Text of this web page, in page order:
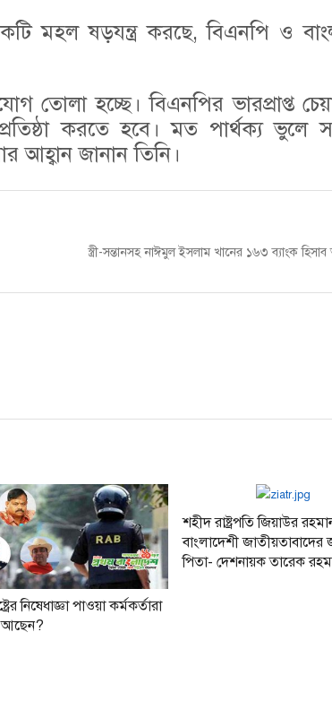
মহল ষড়যন্ত্র করছে, বিএনপি ও
হচ্ছে। বিএনপির ভারপ্রাপ্ত
করতে হবে। মত পার্থক্য ভুলে
আহ্বান জানান তিনি।
Next
স্ত্রী-সন্তানসহ নাঈমুল ইসলাম খানের ১৬৩ ব্যাংক
নিষেধাজ্ঞা পাওয়া কর্মকর্তারা
শহীদ রাষ্ট্রপতি জিয়াউর
বাংলাদেশী জাতীয়তাবাদের
পিতা- দেশনায়ক তারেক